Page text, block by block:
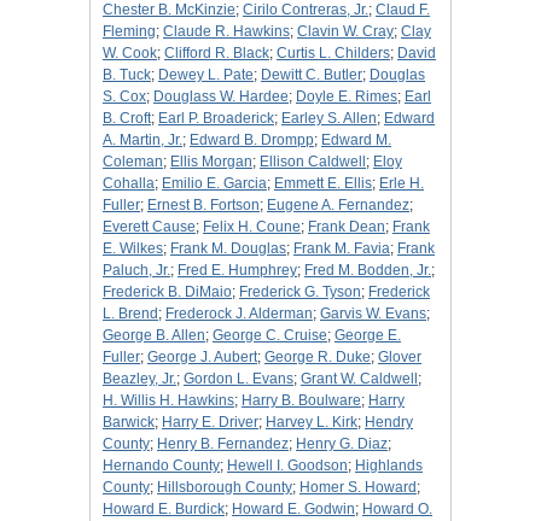
Chester B. McKinzie; Cirilo Contreras, Jr.; Claud F.
Fleming; Claude R. Hawkins; Clavin W. Cray; Clay
W. Cook; Clifford R. Black; Curtis L. Childers; David
B. Tuck; Dewey L. Pate; Dewitt C. Butler; Douglas
S. Cox; Douglass W. Hardee; Doyle E. Rimes; Earl
B. Croft; Earl P. Broaderick; Earley S. Allen; Edward
A. Martin, Jr.; Edward B. Drompp; Edward M.
Coleman; Ellis Morgan; Ellison Caldwell ; Eloy
Cohalla; Emilio E. Garcia; Emmett E. Ellis; Erle H.
Fuller; Ernest B. Fortson; Eugene A. Fernandez;
Everett Cause; Felix H. Coune; Frank Dean; Frank
E. Wilkes; Frank M. Douglas; Frank M. Favia; Frank
Paluch, Jr.; Fred E. Humphrey; Fred M. Bodden, Jr.;
Frederick B. DiMaio; Frederick G. Tyson; Frederick
L. Brend ; Frederock J. Alderman; Garvis W. Evans;
George B. Allen; George C. Cruise; George E.
Fuller; George J. Aubert; George R. Duke; Glover
Beazley, Jr.; Gordon L. Evans; Grant W. Caldwell ;
H. Willis H. Hawkins; Harry B. Boulware; Harry
Barwick; Harry E. Driver; Harvey L. Kirk; Hendry
County; Henry B. Fernandez; Henry G. Diaz;
Hernando County; Hewell I. Goodson; Highlands
County; Hillsborough County; Homer S. Howard ;
Howard E. Burdick; Howard E. Godwin; Howard O.